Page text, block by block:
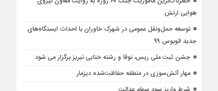
هوایی ارتش
توسعه حمل‌ونقل عمومی در شهرک خاوران با احداث ایستگاه‌های
جدید اتوبوس ۹۹
جشن ثبت ملی ریس، نوقا و رشته ختایی تبریز برگزار می شود
مهار آتش‌سوزی در منطقه حفاظت‌شده دیزمار